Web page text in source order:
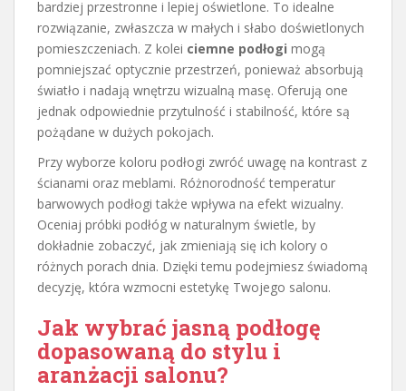
bardziej przestronne i lepiej oświetlone. To idealne
rozwiązanie, zwłaszcza w małych i słabo doświetlonych
pomieszczeniach. Z kolei ciemne podłogi mogą
pomniejszać optycznie przestrzeń, ponieważ absorbują
światło i nadają wnętrzu wizualną masę. Oferują one
jednak odpowiednie przytulność i stabilność, które są
pożądane w dużych pokojach.
Przy wyborze koloru podłogi zwróć uwagę na kontrast z
ścianami oraz meblami. Różnorodność temperatur
barwowych podłogi także wpływa na efekt wizualny.
Oceniaj próbki podłóg w naturalnym świetle, by
dokładnie zobaczyć, jak zmieniają się ich kolory o
różnych porach dnia. Dzięki temu podejmiesz świadomą
decyzję, która wzmocni estetykę Twojego salonu.
Jak wybrać jasną podłogę
dopasowaną do stylu i
aranżacji salonu?